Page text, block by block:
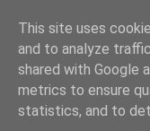
This site uses
and to analyze
shared with Google
metrics to ensure
statistics, and to